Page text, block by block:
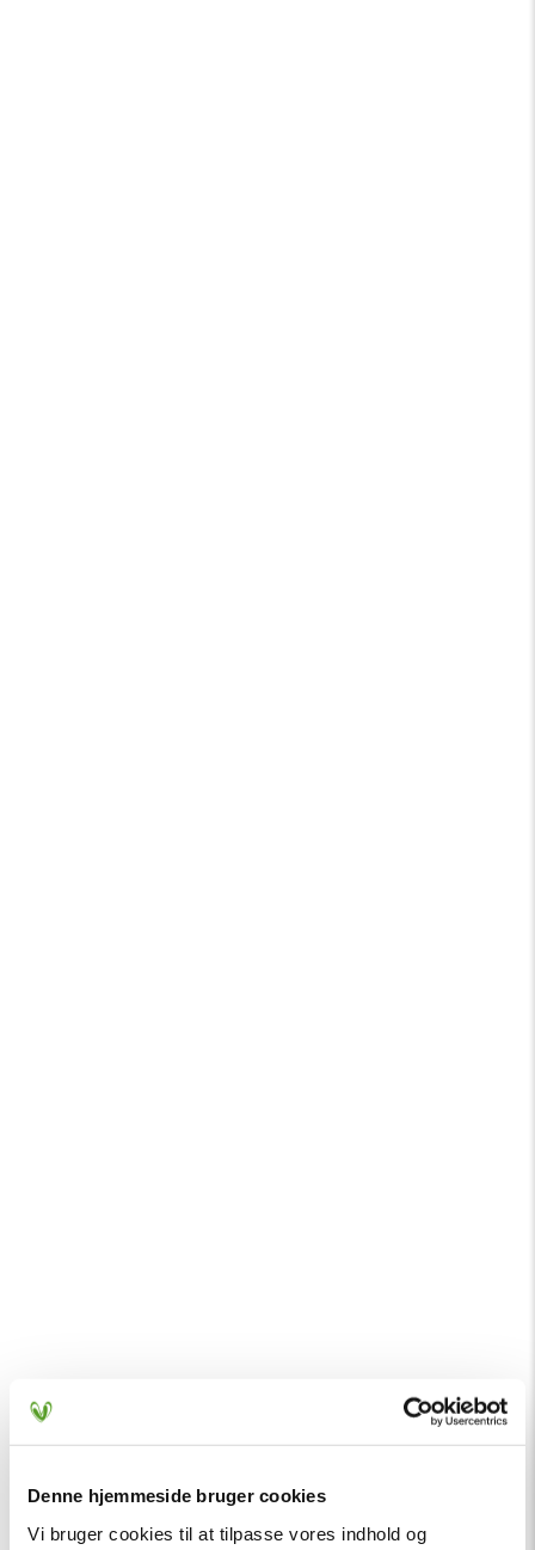
Denne hjemmeside bruger cookies
Vi bruger cookies til at tilpasse vores indhold og